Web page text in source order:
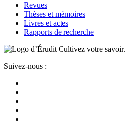
Revues
Thèses et mémoires
Livres et actes
Rapports de recherche
Cultivez votre savoir.
Suivez-nous :